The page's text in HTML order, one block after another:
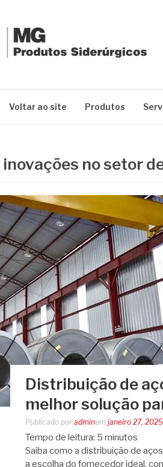
Voltar ao site Produtos
inovações no setor
Distribuição de
melhor solução
Publicado por adminem janeiro 27, 2025
Tempo de leitura: 5 minutos
Saiba como a distribuição de
a escolha do fornecedor ideal,